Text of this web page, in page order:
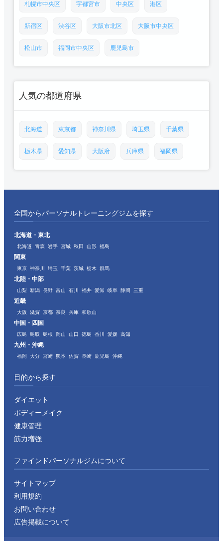
札幌市中央区 宇都宮市 中央区 港区
新宿区 渋谷区 大阪市北区 大阪市中央区
松山市 福岡市中央区 鹿児島市
人気の都道府県
北海道 東京都 神奈川県 埼玉県 千葉県
栃木県 愛知県 大阪府 兵庫県 福岡県
全国からパーソナルトレーニングジムを探す
北海道・東北
北海道 青森 岩手 宮城 秋田 山形 福島
関東
東京 神奈川 埼玉 千葉 茨城 栃木 群馬
北陸・中部
山梨 新潟 長野 富山 石川 福井 愛知 岐阜 静岡 三重
近畿
大阪 滋賀 京都 奈良 兵庫 和歌山
中国・四国
広島 鳥取 島根 岡山 山口 徳島 香川 愛媛 高知
九州・沖縄
福岡 大分 宮崎 熊本 佐賀 長崎 鹿児島 沖縄
目的から探す
ダイエット
ボディーメイク
健康管理
筋力増強
ファインドパーソナルジムについて
サイトマップ
利用規約
お問い合わせ
広告掲載について